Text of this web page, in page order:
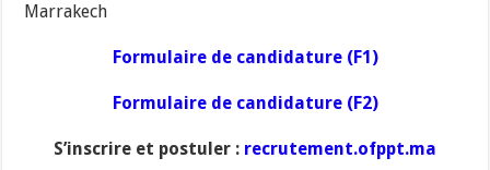
Marrakech
Formulaire de candidature (F1)
Formulaire de candidature (F2)
S’inscrire et postuler : recrutement.ofppt.ma